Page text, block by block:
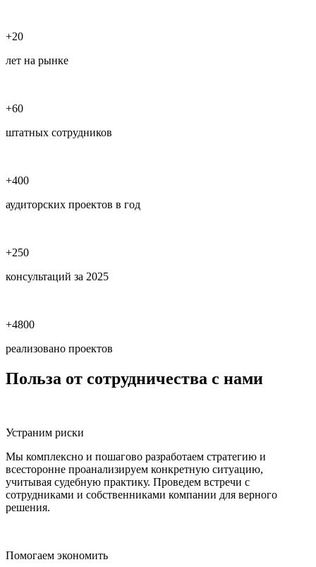
+20
лет на рынке
+60
штатных сотрудников
+400
аудиторских проектов в год
+250
консультаций за 2025
+4800
реализовано проектов
Польза от сотрудничества с нами
Устраним риски
Мы комплексно и пошагово разработаем стратегию и
всесторонне проанализируем конкретную ситуацию,
учитывая судебную практику. Проведем встречи с
сотрудниками и собственниками компании для верного
решения.
Помогаем экономить